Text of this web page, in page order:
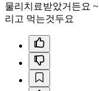
물리치료받았거든요
리고 먹는것두요